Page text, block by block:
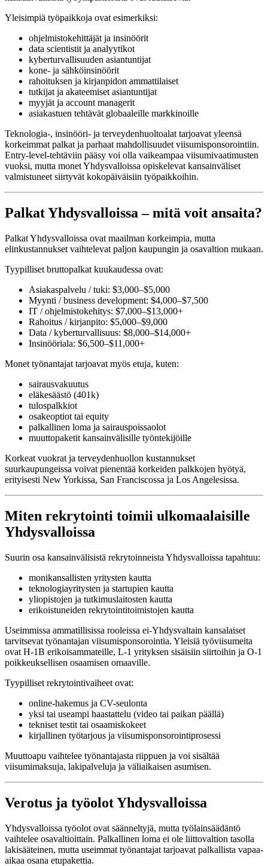
Yleisimpiä työpaikkoja ovat esimerkiksi:
ohjelmistokehittäjät ja insinöörit
data scientistit ja analyytikot
kyberturvallisuuden asiantuntijat
kone- ja sähköinsinöörit
rahoituksen ja kirjanpidon ammattilaiset
tutkijat ja akateemiset asiantuntijat
myyjät ja account managerit
asiakastuen tehtävät globaaleille markkinoille
Teknologia-, insinööri- ja terveydenhuoltoalat tarjoavat yleensä
korkeimmat palkat ja parhaat mahdollisuudet viisumisponsorointiin.
Entry-level-tehtäviin pääsy voi olla vaikeampaa viisumivaatimusten
vuoksi, mutta monet Yhdysvalloissa opiskelevat kansainväliset
valmistuneet siirtyvät kokopäiväisiin työpaikkoihin.
Palkat Yhdysvalloissa – mitä voit ansaita?
Palkat Yhdysvalloissa ovat maailman korkeimpia, mutta
elinkustannukset vaihtelevat paljon kaupungin ja osavaltion mukaan.
Tyypilliset bruttopalkat kuukaudessa ovat:
Asiakaspalvelu / tuki: $3,000–$5,000
Myynti / business development: $4,000–$7,500
IT / ohjelmistokehitys: $7,000–$13,000+
Rahoitus / kirjanpito: $5,000–$9,000
Data / kyberturvallisuus: $8,000–$14,000+
Insinööriala: $6,500–$11,000+
Monet työnantajat tarjoavat myös etuja, kuten:
sairausvakuutus
eläkesäästö (401k)
tulospalkkiot
osakeoptiot tai equity
palkallinen loma ja sairauspoissaolot
muuttopaketit kansainvälisille työntekijöille
Korkeat vuokrat ja terveydenhuollon kustannukset
suurkaupungeissa voivat pienentää korkeiden palkkojen hyötyä,
erityisesti New Yorkissa, San Franciscossa ja Los Angelesissa.
Miten rekrytointi toimii ulkomaalaisille
Yhdysvalloissa
Suurin osa kansainvälisistä rekrytoinneista Yhdysvalloissa tapahtuu:
monikansallisten yritysten kautta
teknologiayritysten ja startupien kautta
yliopistojen ja tutkimuslaitosten kautta
erikoistuneiden rekrytointitoimistojen kautta
Useimmissa ammatillisissa rooleissa ei-Yhdysvaltain kansalaiset
tarvitsevat työnantajan viisumisponsorointia. Yleisiä työviisumeita
ovat H-1B erikoisammateille, L-1 yrityksen sisäisiin siirtoihin ja O-1
poikkeuksellisen osaamisen omaaville.
Tyypilliset rekrytointivaiheet ovat:
online-hakemus ja CV-seulonta
yksi tai useampi haastattelu (video tai paikan päällä)
tekniset testit tai osaamiskokeet
kirjallinen työtarjous ja viisumisponsorointiprosessi
Muuttoapu vaihtelee työnantajasta riippuen ja voi sisältää
viisumimaksuja, lakipalveluja ja väliaikaisen asumisen.
Verotus ja työolot Yhdysvalloissa
Yhdysvalloissa työolot ovat säänneltyjä, mutta työlainsäädäntö
vaihtelee osavaltioittain. Palkallinen loma ei ole liittovaltion tasolla
lakisääteinen, mutta useimmat työnantajat tarjoavat palkallista vapaa-
aikaa osana etupakettia.